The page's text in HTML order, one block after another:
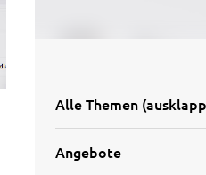
Alle Themen
Angebote